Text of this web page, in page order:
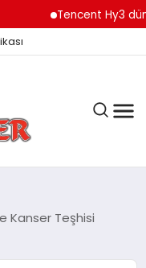
Tencent Hy3 dünya
Kanser Teşhisi